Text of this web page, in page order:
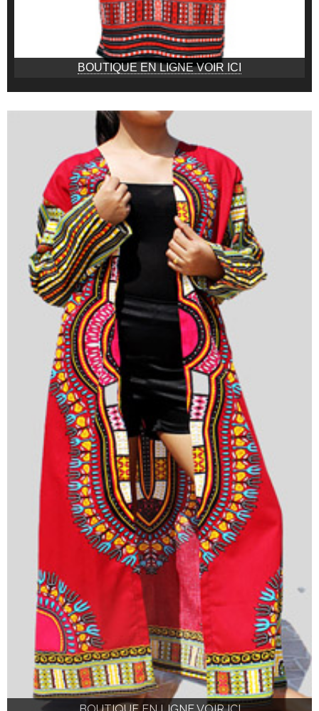
BOUTIQUE EN LIGNE VOIR ICI
BOUTIQUE EN LIGNE VOIR ICI